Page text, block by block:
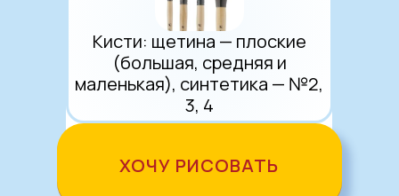
Кисти: щетина — плоские
(большая, средняя и
маленькая), синтетика — №2,
3, 4
ХОЧУ РИСОВАТЬ